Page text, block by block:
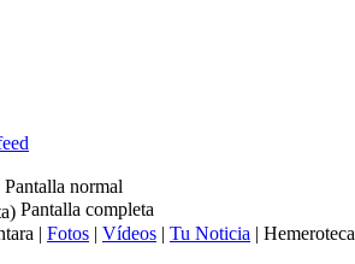
Pantalla normal
Pantalla completa
| Fotos | Vídeos | Tu Noticia | Hemeroteca